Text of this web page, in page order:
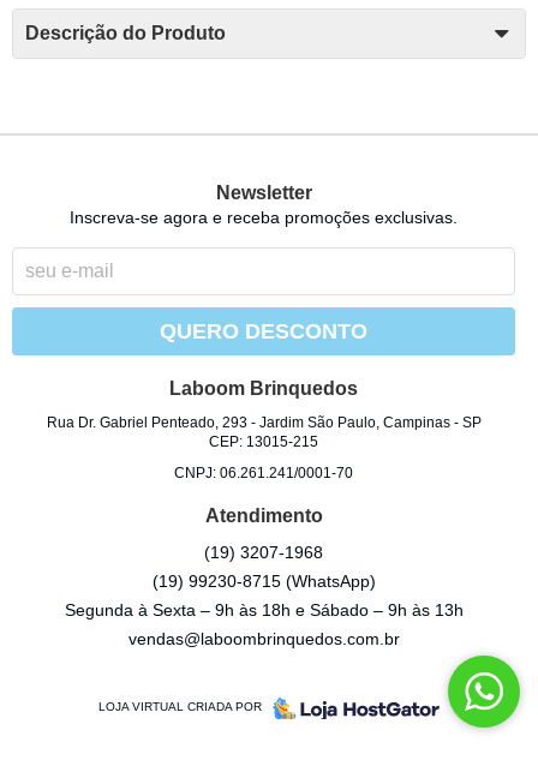
Descrição do Produto
Newsletter
Inscreva-se agora e receba promoções exclusivas.
QUERO DESCONTO
Laboom Brinquedos
Rua Dr. Gabriel Penteado, 293- Jardim São Paulo, Campinas- SP
CEP: 13015-215
CNPJ: 06.261.241/0001-70
Atendimento
(19) 3207-1968
(19) 99230-8715 (WhatsApp)
Segunda à Sexta – 9h às 18h e Sábado – 9h às 13h
vendas@laboombrinquedos.com.br
LOJA VIRTUAL CRIADA POR